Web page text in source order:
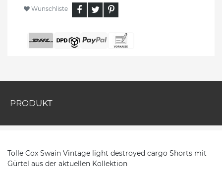
Wunschliste
PRODUKT
Tolle Cox Swain Vintage light destroyed cargo Shorts mit
Gürtel aus der aktuellen Kollektion